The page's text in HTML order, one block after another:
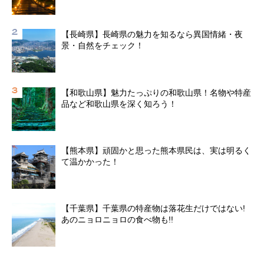
【長崎県】長崎県の魅力を知るなら異国情緒・夜
景・自然をチェック！
【和歌山県】魅力たっぷりの和歌山県！名物や特産
品など和歌山県を深く知ろう！
【熊本県】頑固かと思った熊本県民は、実は明るく
て温かかった！
【千葉県】千葉県の特産物は落花生だけではない!
あのニョロニョロの食べ物も!!